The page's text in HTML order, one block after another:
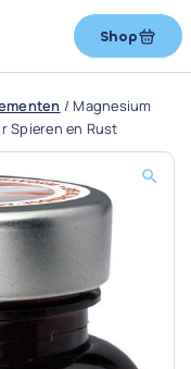
Shop
/Magnesium
Spieren en Rust